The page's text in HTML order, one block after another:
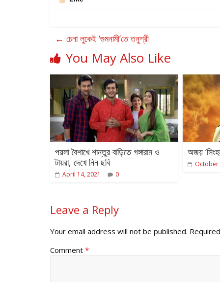
← চেনা লুকেই ‘গুমনামী’তে তনুশ্রী
You May Also Like
পয়লা বৈশাখে শান্তুর বাড়িতে গঙ্গারাম ও
টায়রা, দেখে নিন ছবি
April 14, 2021 0
অজয়
October
Leave a Reply
Your email address will not be published.
Comment *